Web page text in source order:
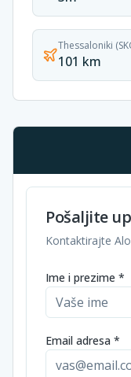
Thessaloniki
101 km
Pošaljite
Kontaktirajte
Ime i prezime *
Email adresa *